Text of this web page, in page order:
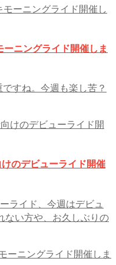
ニングライド開催しま
すね。今週も楽し苦？
のデビューライド開催
ライド、今週はデビュ
ない方や、お久しぶりの